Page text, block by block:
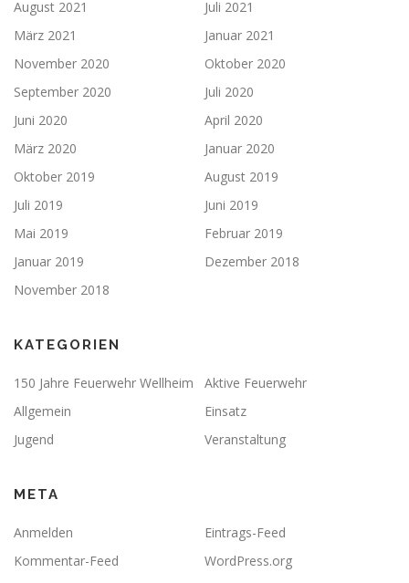
August 2021
Juli 2021
März 2021
Januar 2021
November 2020
Oktober 2020
September 2020
Juli 2020
Juni 2020
April 2020
März 2020
Januar 2020
Oktober 2019
August 2019
Juli 2019
Juni 2019
Mai 2019
Februar 2019
Januar 2019
Dezember 2018
November 2018
KATEGORIEN
150 Jahre Feuerwehr Wellheim
Aktive Feuerwehr
Allgemein
Einsatz
Jugend
Veranstaltung
META
Anmelden
Eintrags-Feed
Kommentar-Feed
WordPress.org